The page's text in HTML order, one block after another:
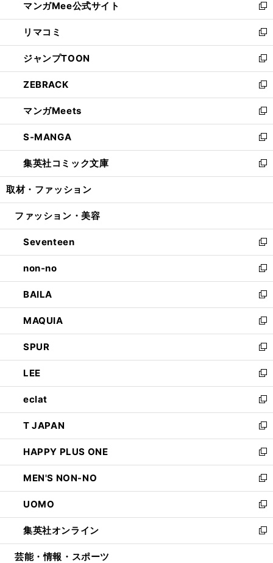
く
ド
ウ
で
開
く
ィ
ン
ド
ウ
で
開
く
い
ウ
ィ
ン
ド
ウ
で
開
く
マンガMee公式サイト
新
し
い
ウ
ィ
ン
ド
ウ
で
開
く
リマコミ
新
し
い
ウ
ィ
ン
ド
ウ
で
開
く
ジャンプTOON
新
し
い
ウ
ィ
ン
ド
ウ
で
開
ZEBRACK
新
し
い
ウ
ィ
ン
ド
ウ
開
マンガMeets
新
し
い
ウ
ィ
ン
ウ
開
く
S-MANGA
新
し
い
ウ
ン
ウ
で
開
く
集英社コミック文庫
新
し
ウ
ン
ド
ウ
で
開
く
取材・ファッション
ファッション・美容
Seventeen
新
し
い
ウ
ィ
ン
ド
ウ
で
開
く
non-no
新
し
い
ウ
ィ
ン
ド
ウ
で
開
く
BAILA
新
し
い
ウ
ィ
ン
ド
ウ
で
開
く
MAQUIA
新
し
い
ウ
ィ
ン
ド
ウ
で
開
く
SPUR
新
し
い
ウ
ィ
ン
ド
ウ
で
開
く
LEE
新
し
い
ウ
ィ
ン
ド
ウ
で
開
く
eclat
新
し
い
ウ
ィ
ン
ド
ウ
で
開
く
T JAPAN
新
し
い
ウ
ィ
ン
ド
ウ
で
開
HAPPY PLUS ONE
新
し
い
ウ
ィ
ン
ド
ウ
MEN'S NON-NO
新
し
い
ウ
ィ
ン
UOMO
新
し
い
ウ
集英社オンライン
新
し
芸能・情報・スポーツ